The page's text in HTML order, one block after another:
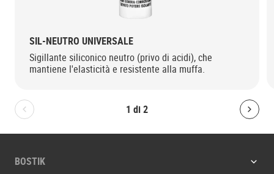
1 di2
Bolton.General.PreviousSlide
SIL-NEUTRO UNIVERSALE
Sigillante siliconico neutro (privo di acidi), che
mantiene l'elasticità e resistente alla muffa.
BOSTIK